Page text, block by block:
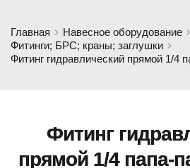
Главная
Навесное оборудование
Фитинги; БРС; краны; заглушки
Фитинг гидравлический прямой 1/4
Фитинг
прямой 1/4 папа-